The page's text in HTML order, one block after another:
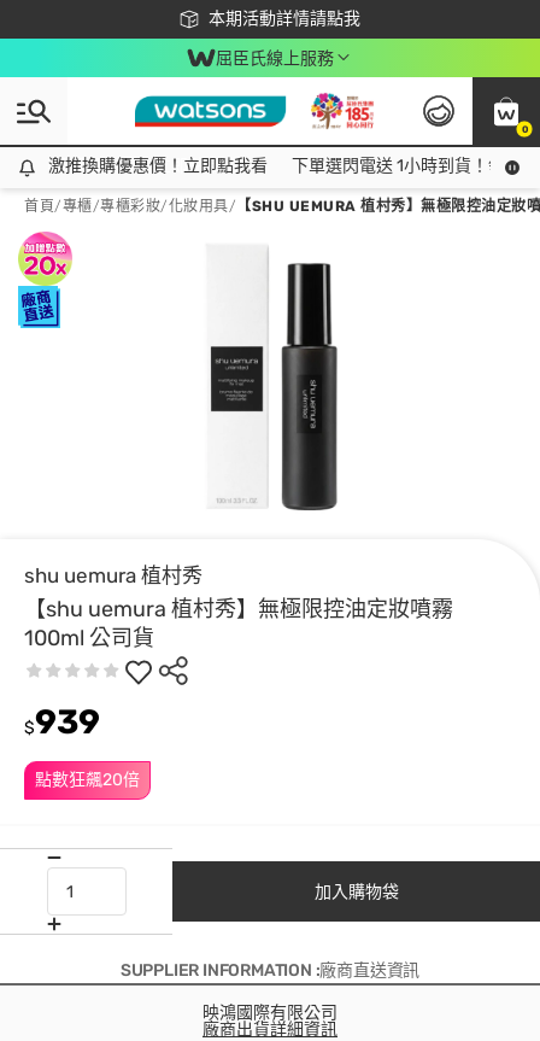
本期活動詳情請點我
下載app最高回饋$350
屈臣氏線上服務
0
激推換購優惠價！立即點我看
激推換購優惠價！立即點我看 下單選閃電送 1小時到貨！領神
首頁/專櫃/專櫃彩妝/化妝用具/ 【SHU UEMURA 植村秀】無極限控油定妝
shu uemura 植村秀
【shu uemura 植村秀】無極限控油定妝噴霧
100ml 公司貨
點數狂飆20倍
$939
加入購物袋
SUPPLIER INFORMATION :廠商直送資訊
映鴻國際有限公司
廠商出貨詳細資訊